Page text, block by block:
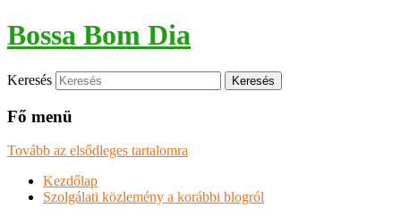
Bossa Bom Dia
Keresés
Fő menü
Tovább az elsődleges tartalomra
Kezdőlap
Szolgálati közlemény a korábbi blogról